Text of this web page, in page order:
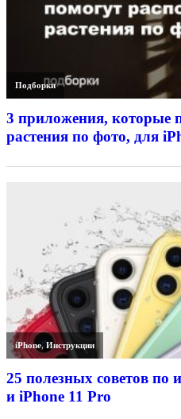
Подборки
3 приложения, которые
растения по фото, для
iPhone,Инструкции
25 полезных советов по
и iPhone 11 Pro